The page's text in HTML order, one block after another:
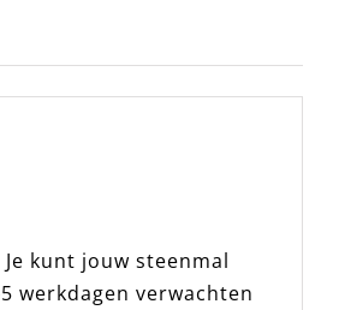
Je kunt jouw steenmal
werkdagen verwachten